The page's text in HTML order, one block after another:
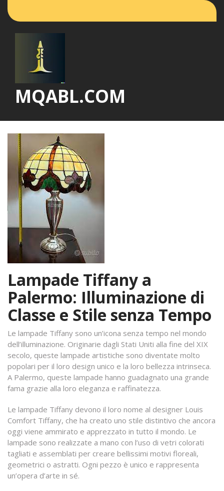
MQABL.COM
Lampade Tiffany a
Palermo: Illuminazione di
Classe e Stile senza Tempo
Le lampade Tiffany sono un’icona senza tempo nel mondo
dell’illuminazione. Originarie dagli Stati Uniti alla fine del XIX
secolo, queste lampade artistiche sono diventate molto
popolari per il loro design unico e la loro bellezza intrinseca.
A Palermo, queste lampade hanno guadagnato una grande
fama grazie alla loro eleganza e raffinatezza.
Le lampade Tiffany devono il loro nome al designer Louis
Comfort Tiffany, che ha creato uno stile distintivo che ancora
oggi viene ammirato e apprezzato in tutto il mondo. Le
lampade sono realizzate a mano con l’uso di vetri colorati
tagliati e assemblati per creare bellissimi motivi floreali,
geometrici o astratti. Ogni pezzo è unico e rappresenta
un’opera d’arte in sé.